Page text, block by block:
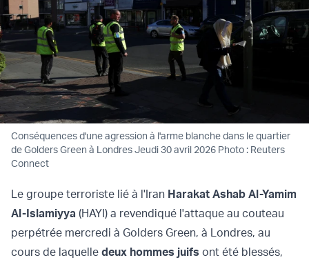
Conséquences d'une agression à l'arme blanche dans le quartier
de Golders Green à Londres Jeudi 30 avril 2026 Photo : Reuters
Connect
Le groupe terroriste lié à l'Iran Harakat Ashab Al-Yamim
Al-Islamiyya (HAYI) a revendiqué l'attaque au couteau
perpétrée mercredi à Golders Green, à Londres, au
cours de laquelle deux hommes juifs ont été blessés,